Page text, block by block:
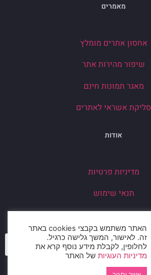
מאמרים
אחסון אתרים מומלץ
שיפור מהירות אתר
מאגר תמונות חינם
סליקת אשראי לאתרים
אודות
מדיניות פרטיות
תנאי שימוש
שיתופי פעולה
האתר משתמש בקבצי cookies באתר
זה. לאישור, המשך גלישה כרגיל.
לחלופין, לקבלת מידע נוסף קרא את
מדיניות העוגיות של האתר